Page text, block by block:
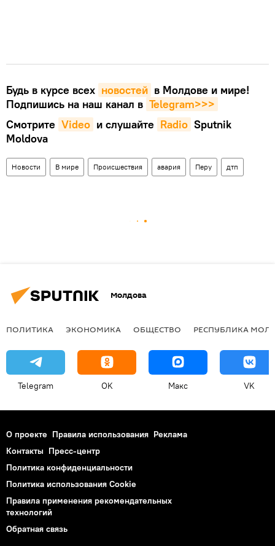
Будь в курсе всех новостей в Молдове и мире!
Подпишись на наш канал в Telegram>>>
Смотрите Video и слушайте Radio Sputnik
Moldova
Новости В мире Происшествия авария Перу дтп
Молдова
ПОЛИТИКА ЭКОНОМИКА ОБЩЕСТВО РЕСПУБЛИКА
Telegram OK Макс VK
О проекте Правила использования Реклама
Контакты Пресс-центр
Политика конфиденциальности
Политика использования Cookie
Правила применения рекомендательных
технологий
Обратная связь